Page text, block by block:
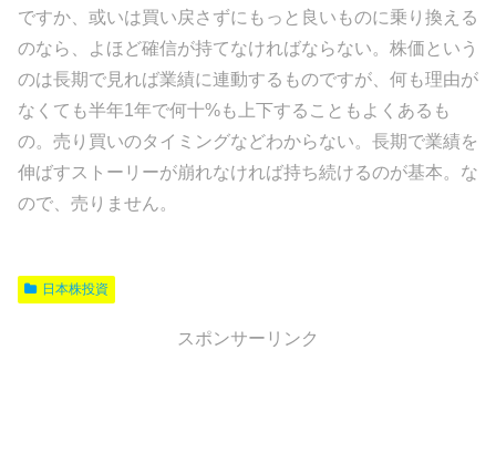
ですか、或いは買い戻さずにもっと良いものに乗り換える
のなら、よほど確信が持てなければならない。株価という
のは長期で見れば業績に連動するものですが、何も理由が
なくても半年1年で何十%も上下することもよくあるも
の。売り買いのタイミングなどわからない。長期で業績を
伸ばすストーリーが崩れなければ持ち続けるのが基本。な
ので、売りません。
日本株投資
スポンサーリンク